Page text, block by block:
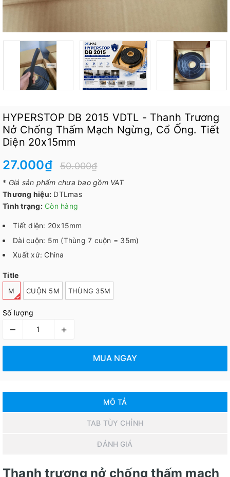
HYPERSTOP DB 2015 VDTL - Thanh Trương
Nở Chống Thấm Mạch Ngừng, Cổ Ống. Tiết
Diện 20x15mm
27.000₫ 50.000₫
* Giá sản phẩm chưa bao gồm VAT
Thương hiệu: DTLmas
Tình trạng: Còn hàng
Tiết diện: 20x15mm
Dài cuộn: 5m (Thùng 7 cuộn = 35m)
Xuất xứ: China
Title
M CUỘN 5M THÙNG 35M
Số lượng
– +
MUA NGAY
MÔ TẢ
TAB TÙY CHỈNH
ĐÁNH GIÁ
Thanh trương nở chống thấm mạch